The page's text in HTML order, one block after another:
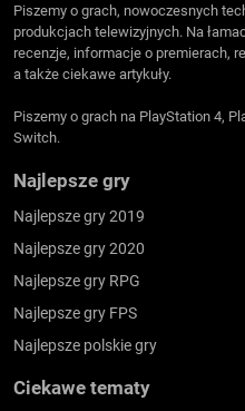
Piszemy o grach, nowoczesnych
produkcjach telewizyjnych. Na
recenzje, informacje o premierach,
a także ciekawe artykuły.
Piszemy o grach na PlayStation 4,
Switch.
Najlepsze gry
Najlepsze gry 2019
Najlepsze gry 2020
Najlepsze gry RPG
Najlepsze gry FPS
Najlepsze polskie gry
Ciekawe tematy